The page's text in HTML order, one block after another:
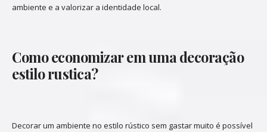
ambiente e a valorizar a identidade local.
Como economizar em uma decoração
estilo rustica?
Decorar um ambiente no estilo rústico sem gastar muito é possível